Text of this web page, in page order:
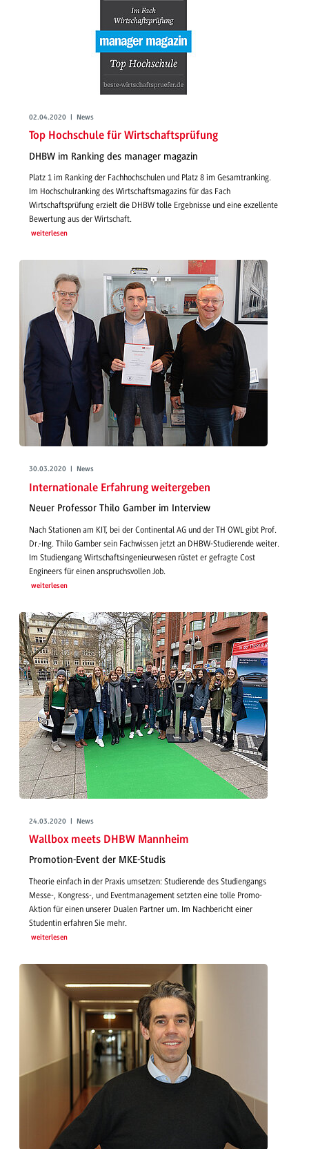
02.04.2020 | News
Top Hochschule für Wirtschaftsprüfung
DHBW im Ranking des manager magazin
Platz 1 im Ranking der Fachhochschulen und Platz 8 im Gesamtranking.
Im Hochschulranking des Wirtschaftsmagazins für das Fach
Wirtschaftsprüfung erzielt die DHBW tolle Ergebnisse und eine exzellente
Bewertung aus der Wirtschaft.
weiterlesen
30.03.2020 | News
Internationale Erfahrung weitergeben
Neuer Professor Thilo Gamber im Interview
Nach Stationen am KIT, bei der Continental AG und der TH OWL gibt Prof.
Dr.-Ing. Thilo Gamber sein Fachwissen jetzt an DHBW-Studierende weiter.
Im Studiengang Wirtschaftsingenieurwesen rüstet er gefragte Cost
Engineers für einen anspruchsvollen Job.
weiterlesen
24.03.2020 | News
Wallbox meets DHBW Mannheim
Promotion-Event der MKE-Studis
Theorie einfach in der Praxis umsetzen: Studierende des Studiengangs
Messe-, Kongress-, und Eventmanagement setzten eine tolle Promo-
Aktion für einen unserer Dualen Partner um. Im Nachbericht einer
Studentin erfahren Sie mehr.
weiterlesen